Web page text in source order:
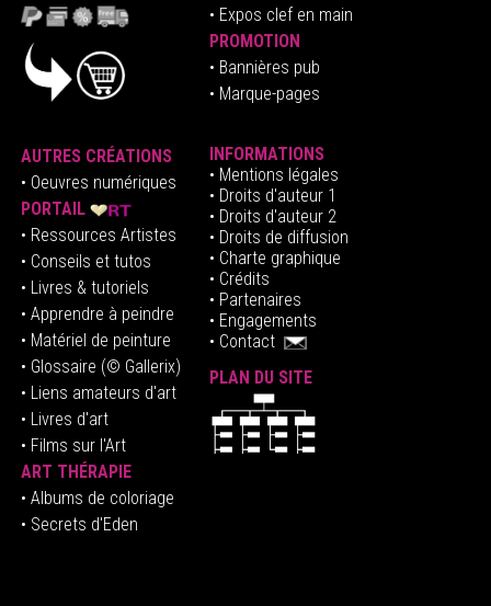
• Expos clef en main
PROMOTION
• Bannières pub
• Marque-pages
AUTRES CRÉATIONS
• Oeuvres numériques
PORTAIL
• Ressources Artistes
• Conseils et tutos
• Livres & tutoriels
• Apprendre à peindre
• Matériel de peinture
• Glossaire (© Gallerix)
• Liens amateurs d'art
• Livres d'art
• Films sur l'Art
ART THÉRAPIE
• Albums de coloriage
• Secrets d'Eden
INFORMATIONS
• Mentions légales
• Droits d'auteur1
• Droits d'auteur 2
• Droits de diffusion
• Charte graphique
• Crédits
• Partenaires
• Engagements
• Contact
PLAN DU SITE